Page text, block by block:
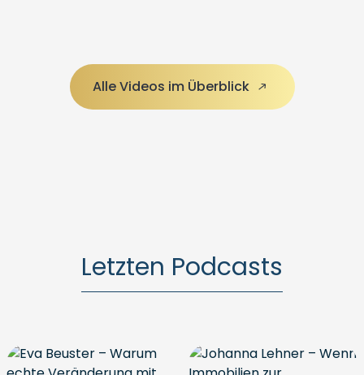
Alle Videos im Überblick
Letzten Podcasts